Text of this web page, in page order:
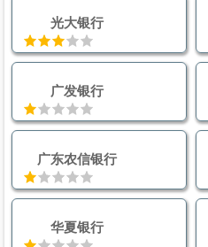
光大银行
广发银行
广东农信银行
华夏银行